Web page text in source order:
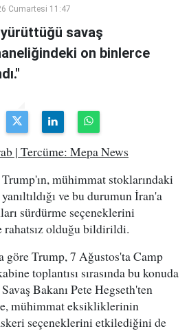
Cumartesi 11:47
yürüttüğü savaş
on binlerce
| Tercüme: Mepa News
mühimmat stoklarındaki
ve bu durumun İran'a
sürdürme seçeneklerini
olduğu bildirildi.
göre Trump, 7 Ağustos'ta Camp
toplantısı sırasında bu konuda
Bakanı Pete Hegseth'ten
mühimmat eksikliklerinin
seçeneklerini etkilediğini de